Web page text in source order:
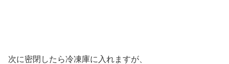
次に密閉したら冷凍庫に入れますが、